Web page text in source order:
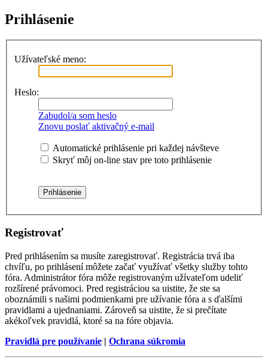
Prihlásenie
Užívateľské meno:
Heslo:
Zabudol/a som heslo
Znovu poslať aktivačný e-mail
Automatické prihlásenie pri každej návšteve
Skryť môj on-line stav pre toto prihlásenie
Registrovať
Pred prihlásením sa musíte zaregistrovať. Registrácia trvá iba
chvíľu, po prihlásení môžete začať využívať všetky služby tohto
fóra. Administrátor fóra môže registrovaným užívateľom udeliť
rozšírené právomoci. Pred registráciou sa uistite, že ste sa
oboznámili s našimi podmienkami pre užívanie fóra a s ďalšími
pravidlami a ujednaniami. Zároveň sa uistite, že si prečítate
akékoľvek pravidlá, ktoré sa na fóre objavia.
Pravidlá pre používanie | Ochrana súkromia